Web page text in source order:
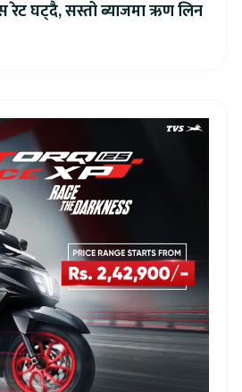
घट्दै, सस्तो ब्याजमा ऋण लिन